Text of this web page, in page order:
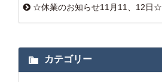
☆休業のお知らせ11月11、12日☆
カテゴリー